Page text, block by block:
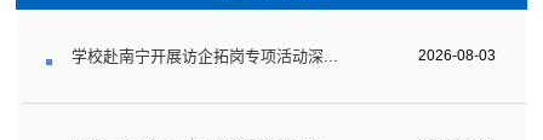
学校赴南宁开展访企拓岗专项活动深... 2026-08-03